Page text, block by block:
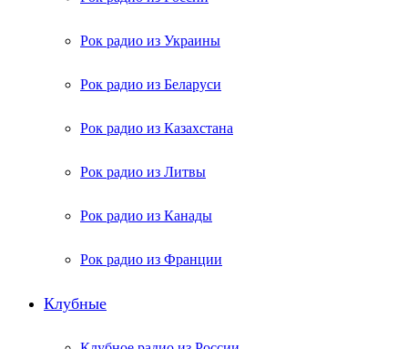
Рок радио из Украины
Рок радио из Беларуси
Рок радио из Казахстана
Рок радио из Литвы
Рок радио из Канады
Рок радио из Франции
Клубные